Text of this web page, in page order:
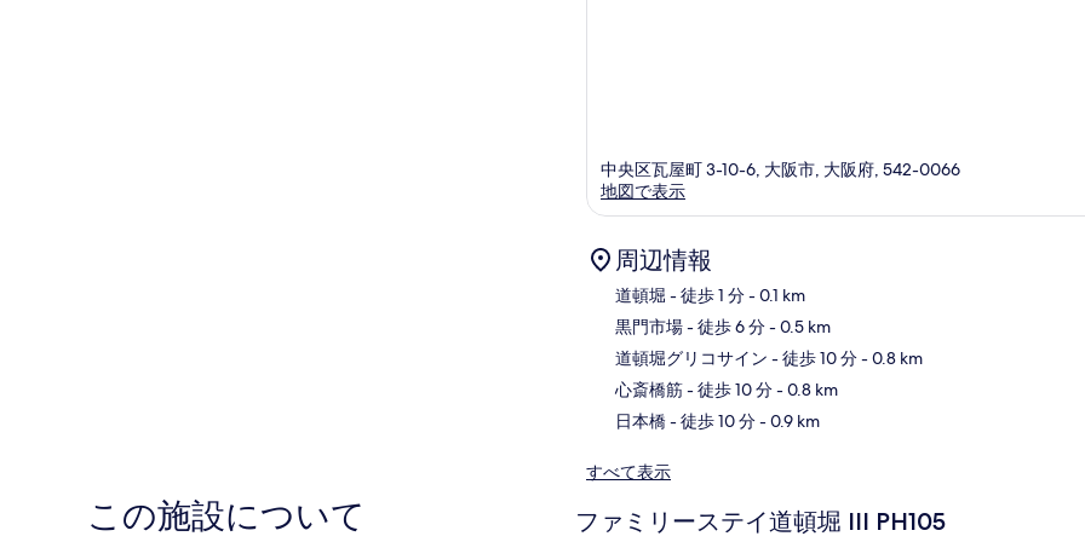
中央区瓦屋町 3-10-6, 大阪市, 大阪府, 542-0066
地図で表示
周辺情報
道頓堀 - 徒歩 1 分- 0.1 km
黒門市場- 徒歩 6 分- 0.5 km
道頓堀グリコサイン - 徒歩 10 分- 0.8 km
心斎橋筋- 徒歩 10 分- 0.8 km
日本橋- 徒歩 10 分- 0.9 km
すべて表示
この施設について ファミリーステイ道頓堀 III PH105